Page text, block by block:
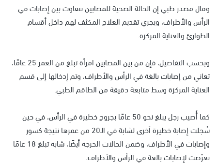
وقال مصدر طبي إن الحالة الصحية للمصابين تتفاوت بين إصابات في
الرأس والأطراف، ويجري تقديم العلاج المكثف لهم داخل أقسام
الطوارئ والعناية المركزة.
وبحسب التفاصيل، فإن من بين المصابين امرأة تبلغ من العمر 25 عامًا،
تعاني من إصابات بالغة في الرأس والأطراف، وتم إدخالها إلى قسم
العناية المركزة وسط متابعة دقيقة من الطاقم الطبي.
كما أُصيب رجل يبلغ نحو 50 عامًا بجروح خطيرة في الرأس، في حين
سُجلت إصابة خطيرة أخرى لشابة في الـ20 من عمرها نتيجة كسور
وإصابات في الأطراف، وضمن الحالات الحرجة أيضًا، شابة تبلغ 18 عامًا
تعرّضت لإصابات بالغة في الرأس والأطراف.